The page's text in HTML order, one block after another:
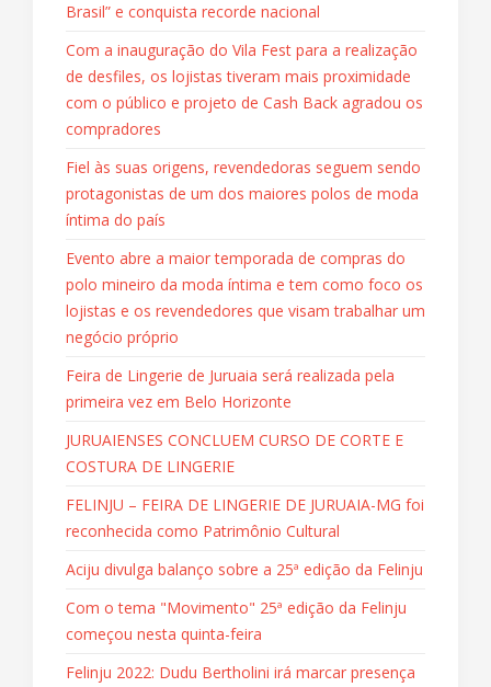
Brasil” e conquista recorde nacional
Com a inauguração do Vila Fest para a realização
de desfiles, os lojistas tiveram mais proximidade
com o público e projeto de Cash Back agradou os
compradores
Fiel às suas origens, revendedoras seguem sendo
protagonistas de um dos maiores polos de moda
íntima do país
Evento abre a maior temporada de compras do
polo mineiro da moda íntima e tem como foco os
lojistas e os revendedores que visam trabalhar um
negócio próprio
Feira de Lingerie de Juruaia será realizada pela
primeira vez em Belo Horizonte
JURUAIENSES CONCLUEM CURSO DE CORTE E
COSTURA DE LINGERIE
FELINJU – FEIRA DE LINGERIE DE JURUAIA-MG foi
reconhecida como Patrimônio Cultural
Aciju divulga balanço sobre a 25ª edição da Felinju
Com o tema "Movimento" 25ª edição da Felinju
começou nesta quinta-feira
Felinju 2022: Dudu Bertholini irá marcar presença